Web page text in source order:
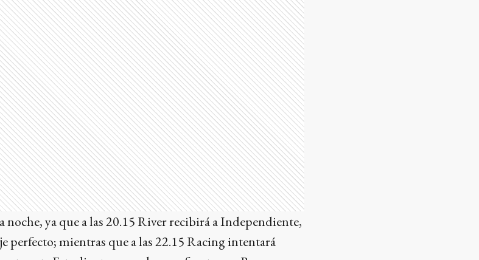
noche, ya que a las 20.15 River recibirá a Independiente,
perfecto; mientras que a las 22.15 Racing intentará